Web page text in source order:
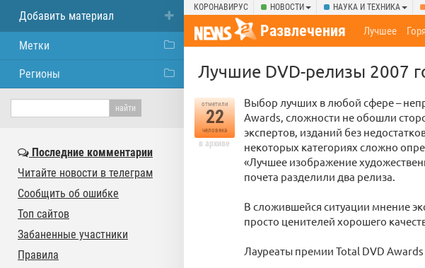
КОРОНАВИРУС НОВОСТИ НАУКА И ТЕХНИКА
Развлечения Лучшее
Лучшие DVD-релизы 2007
отметили
22
человека
в архиве
Выбор лучших в любой сфере –
Awards, сложности не обошли
экспертов, изданий без
некоторых категориях сложно
«Лучшее изображение
почета разделили два релиза.
В сложившейся ситуации мнение
просто ценителей хорошего
Лауреаты премии Total DVD Awards
Добавить материал
Метки
Регионы
Последние комментарии
Читайте новости в телеграм
Сообщить об ошибке
Топ сайтов
Забаненные участники
Правила